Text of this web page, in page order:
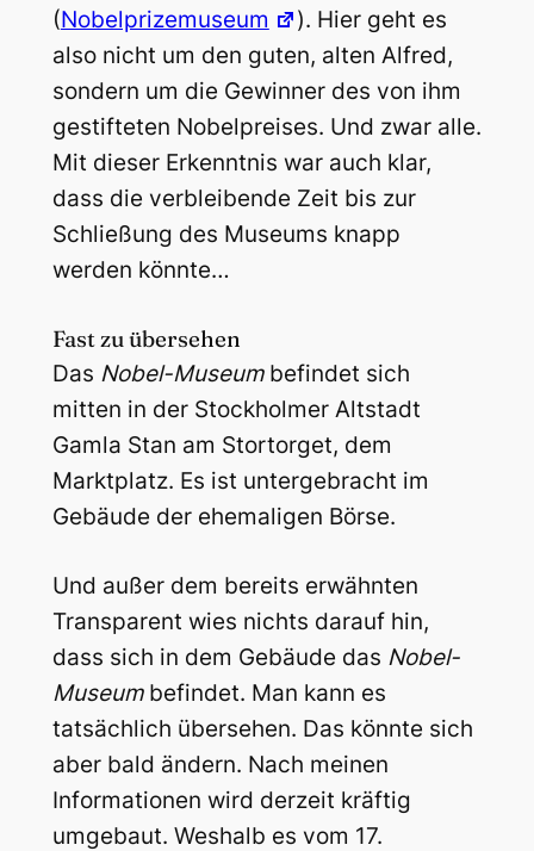
(Nobelprizemuseum
). Hier geht es
also nicht um den guten, alten Alfred,
sondern um die Gewinner des von ihm
gestifteten Nobelpreises. Und zwar alle.
Mit dieser Erkenntnis war auch klar,
dass die verbleibende Zeit bis zur
Schließung des Museums knapp
werden könnte…
Fast zu übersehen
Das Nobel-Museumbefindet sich
mitten in der Stockholmer Altstadt
Gamla Stan am Stortorget, dem
Marktplatz. Es ist untergebracht im
Gebäude der ehemaligen Börse.
Und außer dem bereits erwähnten
Transparent wies nichts darauf hin,
dass sich in dem Gebäude das Nobel-
Museumbefindet. Man kann es
tatsächlich übersehen. Das könnte sich
aber bald ändern. Nach meinen
Informationen wird derzeit kräftig
umgebaut. Weshalb es vom 17.